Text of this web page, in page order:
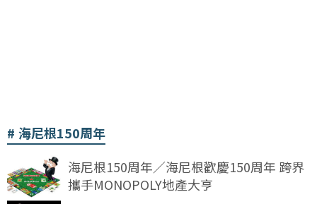
海尼根150周年
海尼根150周年／海尼根歡慶150周年 跨界
攜手MONOPOLY地產大亨